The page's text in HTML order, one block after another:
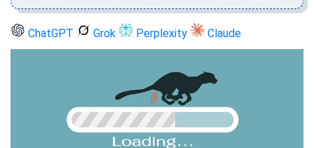
ChatGPT Grok Perplexity Claude